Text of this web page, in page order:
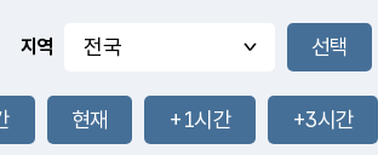
-mm
34.8
℃
36.0℃
1.4m/s
-mm
-mm
지역
현재 +1시간 +3시간